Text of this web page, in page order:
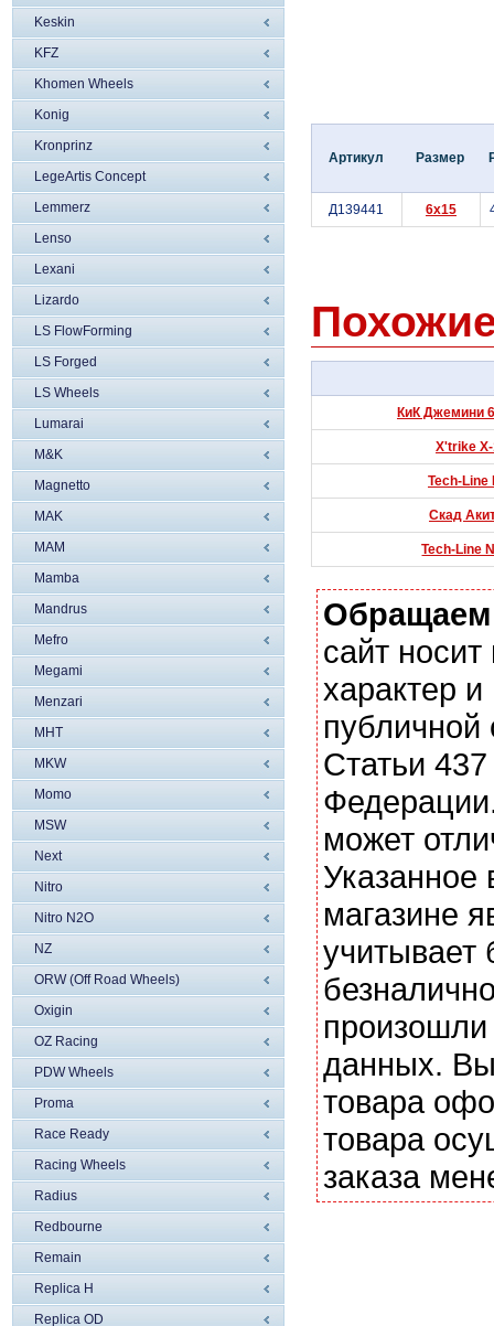
Keskin
KFZ
Khomen Wheels
Konig
Kronprinz
LegeArtis Concept
Lemmerz
Lenso
Lexani
Lizardo
LS FlowForming
LS Forged
LS Wheels
Lumarai
M&K
Magnetto
MAK
MAM
Mamba
Mandrus
Mefro
Megami
Menzari
MHT
MKW
Momo
MSW
Next
Nitro
Nitro N2O
NZ
ORW (Off Road Wheels)
Oxigin
OZ Racing
PDW Wheels
Proma
Race Ready
Racing Wheels
Radius
Redbourne
Remain
Replica H
Replica OD
Артикул Размер
Д139441 6x15
КиК Джемини
X'trike
Tech-Line
Скад
Tech-Line
сайт
характер
Статьи
может
магазине
учитывает
данных. Вы
товара
товара
заказа